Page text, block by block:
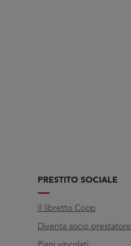
PRESTITO SOCIALE
Il libretto Coop
Diventa socio prestatore